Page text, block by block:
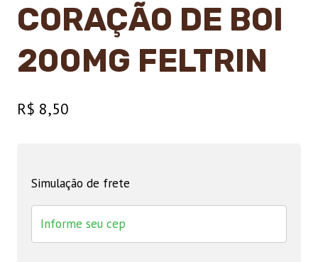
CORAÇÃO DE BOI
200MG FELTRIN
R$ 8,50
Simulação de frete